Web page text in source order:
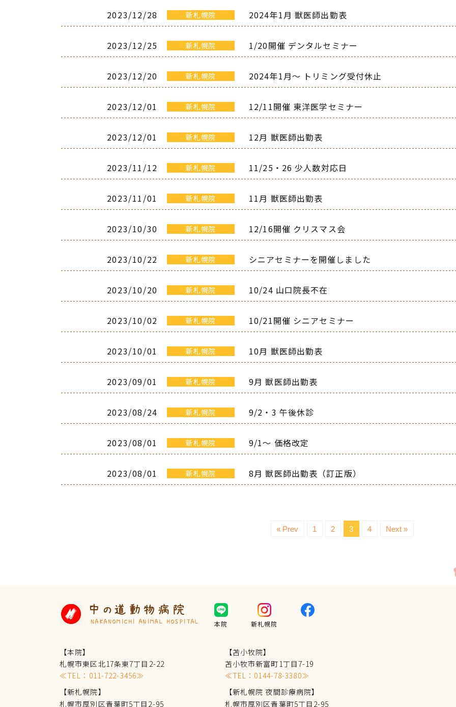
2023/12/28 新札幌院 2024年1月 獣医師出勤表
2023/12/25 新札幌院 1/20開催 デンタルセミナー
2023/12/20 新札幌院 2024年1月～ トリミング受付休止
2023/12/01 新札幌院 12/11開催 東洋医学セミナー
2023/12/01 新札幌院 12月 獣医師出勤表
2023/11/12 新札幌院 11/25・26 少人数対応日
2023/11/01 新札幌院 11月 獣医師出勤表
2023/10/30 新札幌院 12/16開催 クリスマス会
2023/10/22 新札幌院 シニアセミナーを開催しました
2023/10/20 新札幌院 10/24 山口院長不在
2023/10/02 新札幌院 10/21開催 シニアセミナー
2023/10/01 新札幌院 10月 獣医師出勤表
2023/09/01 新札幌院 9月 獣医師出勤表
2023/08/24 新札幌院 9/2・3 午後休診
2023/08/01 新札幌院 9/1～ 価格改定
2023/08/01 新札幌院 8月 獣医師出勤表（訂正版）
« Prev 1 2 3 4 Next »
中の道動物病院
NAKANOMICHI ANIMAL HOSPITAL 本院 新札幌院
【本院】
札幌市東区北17条東7丁目2-22
≪TEL： 011-722-3456≫
【苫小牧院】
苫小牧市新富町1丁目7-19
≪TEL： 0144-78-3380≫
【新札幌院】
札幌市厚別区青葉町5丁目2-95
【新札幌院 夜間診療病院】
札幌市厚別区青葉町5丁目2-95